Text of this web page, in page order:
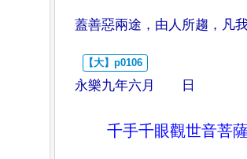
蓋善惡兩途 ， 由人所趨 ， 凡
永樂九年六月 日
千手千眼觀世音菩